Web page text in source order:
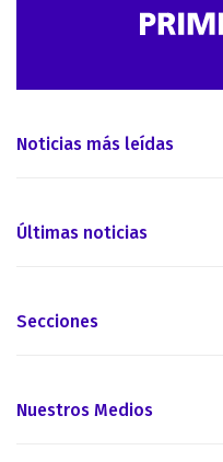
Noticias más leídas
Últimas noticias
Secciones
Nuestros Medios